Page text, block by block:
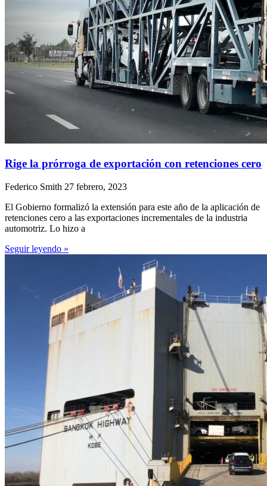
Rige la prórroga de exportación con retenciones cero
Federico Smith 27 febrero, 2023
El Gobierno formalizó la extensión para este año de la aplicación de
retenciones cero a las exportaciones incrementales de la industria
automotriz. Lo hizo a
Seguir leyendo »